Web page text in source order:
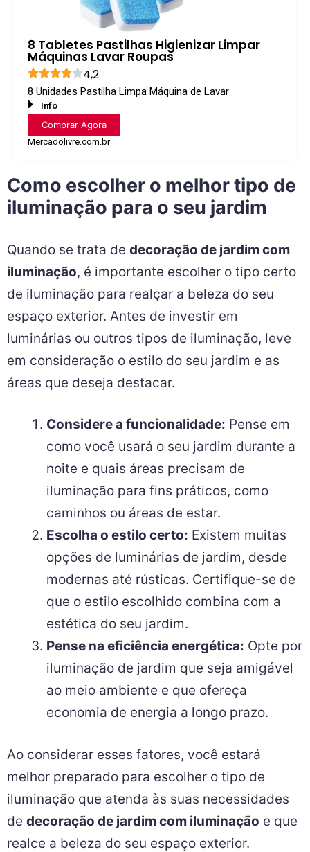
8 Tabletes Pastilhas Higienizar Limpar
Máquinas Lavar Roupas
4,2
8 Unidades Pastilha Limpa Máquina de Lavar
Info
Comprar Agora
Mercadolivre.com.br
Como escolher o melhor tipo de
iluminação para o seu jardim
Quando se trata de decoração de jardim com
iluminação, é importante escolher o tipo certo
de iluminação para realçar a beleza do seu
espaço exterior. Antes de investir em
luminárias ou outros tipos de iluminação, leve
em consideração o estilo do seu jardim e as
áreas que deseja destacar.
Considere a funcionalidade: Pense em
como você usará o seu jardim durante a
noite e quais áreas precisam de
iluminação para fins práticos, como
caminhos ou áreas de estar.
Escolha o estilo certo: Existem muitas
opções de luminárias de jardim, desde
modernas até rústicas. Certifique-se de
que o estilo escolhido combina com a
estética do seu jardim.
Pense na eficiência energética: Opte por
iluminação de jardim que seja amigável
ao meio ambiente e que ofereça
economia de energia a longo prazo.
Ao considerar esses fatores, você estará
melhor preparado para escolher o tipo de
iluminação que atenda às suas necessidades
de decoração de jardim com iluminação e que
realce a beleza do seu espaço exterior.